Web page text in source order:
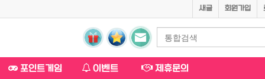
새글 회원가입
포인트게임 이벤트 제휴문의